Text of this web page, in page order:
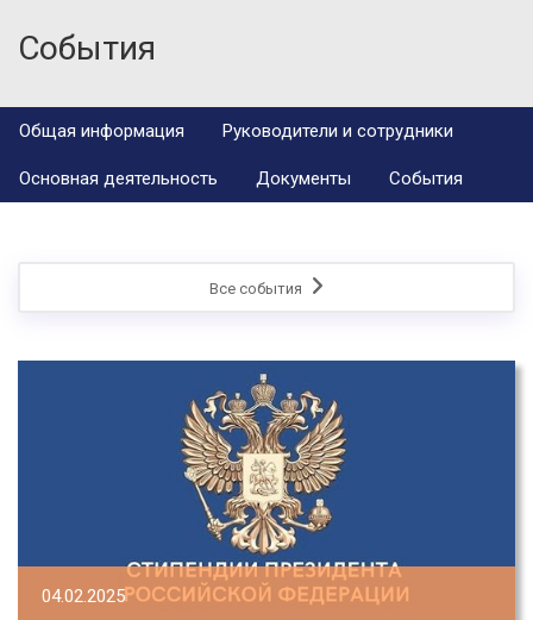
События
Общая информация Руководители и сотрудники
Основная деятельность Документы События
Все события
04.02.2025